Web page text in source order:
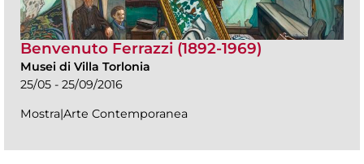
Benvenuto Ferrazzi (1892-1969)
Musei di Villa Torlonia
25/05 - 25/09/2016
Mostra|Arte Contemporanea